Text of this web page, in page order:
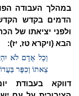
במהלך העבודה
הדמים בקדש
ולפני יציאתו של
הבא (ויקרא טז, יז):
וְכָל אָדָם לֹא
צֵאתוֹ וְכִפֶּר
דווקא בעבודת